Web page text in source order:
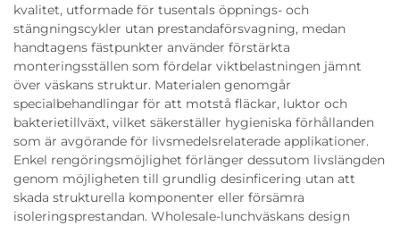
kvalitet, utformade för tusentals öppnings- och
stängningscykler utan prestandaförsvagning, medan
handtagens fästpunkter använder förstärkta
monteringsställen som fördelar viktbelastningen jämnt
över väskans struktur. Materialen genomgår
specialbehandlingar för att motstå fläckar, luktor och
bakterietillväxt, vilket säkerställer hygieniska förhållanden
som är avgörande för livsmedelsrelaterade applikationer.
Enkel rengöringsmöjlighet förlänger dessutom livslängden
genom möjligheten till grundlig desinficering utan att
skada strukturella komponenter eller försämra
isoleringsprestandan. Wholesale-lunchväskans design